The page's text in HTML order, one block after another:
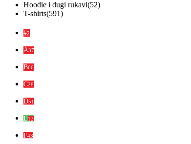
Hoodie i dugi rukavi(52)
T-shirts(591)
#2
A37
B66
C28
D51
E12
F43